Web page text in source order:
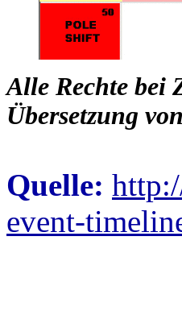
Alle Rechte bei
Übersetzung
Quelle:
event-